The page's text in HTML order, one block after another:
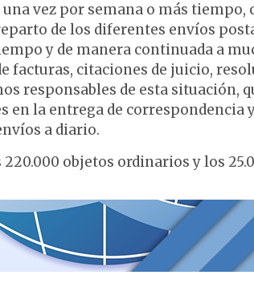
vez por semana o más
de los diferentes envíos
y de manera continuada a
facturas, citaciones de juicio,
responsables de esta situación,
en la entrega de correspondencia
a diario.
objetos ordinarios y los